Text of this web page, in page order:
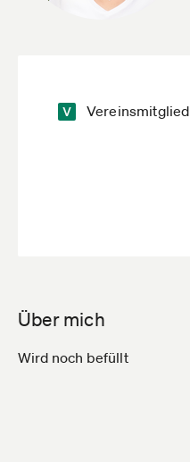
Vereinsmitglied
Über mich
Wird noch befüllt